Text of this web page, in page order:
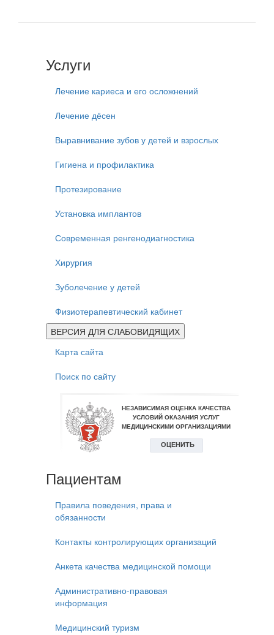
Услуги
Лечение кариеса и его осложнений
Лечение дёсен
Выравнивание зубов у детей и взрослых
Гигиена и профилактика
Протезирование
Установка имплантов
Современная ренгенодиагностика
Хирургия
Зуболечение у детей
Физиотерапевтический кабинет
ВЕРСИЯ ДЛЯ СЛАБОВИДЯЩИХ
Карта сайта
Поиск по сайту
Пациентам
Правила поведения, права и
обязанности
Контакты контролирующих организаций
Анкета качества медицинской помощи
Административно-правовая
информация
Медицинский туризм